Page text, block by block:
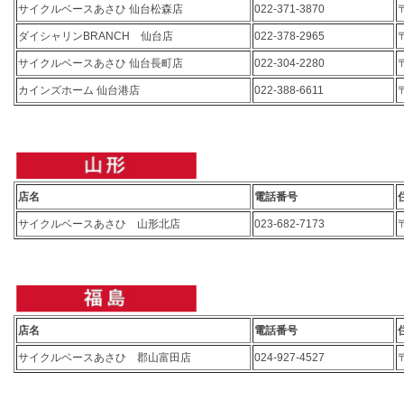
サイクルベースあさひ 仙台松森店 022-371-3870
ダイシャリンBRANCH 仙台店 022-378-2965
サイクルベースあさひ 仙台長町店 022-304-2280
カインズホーム 仙台港店 022-388-6611
店名 電話番号
サイクルベースあさひ 山形北店 023-682-7173
店名 電話番号
サイクルベースあさひ 郡山富田店 024-927-4527